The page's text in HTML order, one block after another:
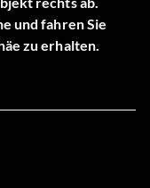
und fahren Sie
zu erhalten.